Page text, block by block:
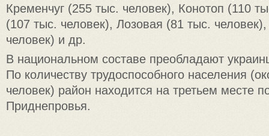
Кременчуг (255 тыс. человек), Конотоп (110
(107 тыс. человек), Лозовая (81 тыс.
человек) и др.
В национальном составе преобладают
По количеству трудоспособного населения
человек) район находится на третьем месте
Приднепровья.